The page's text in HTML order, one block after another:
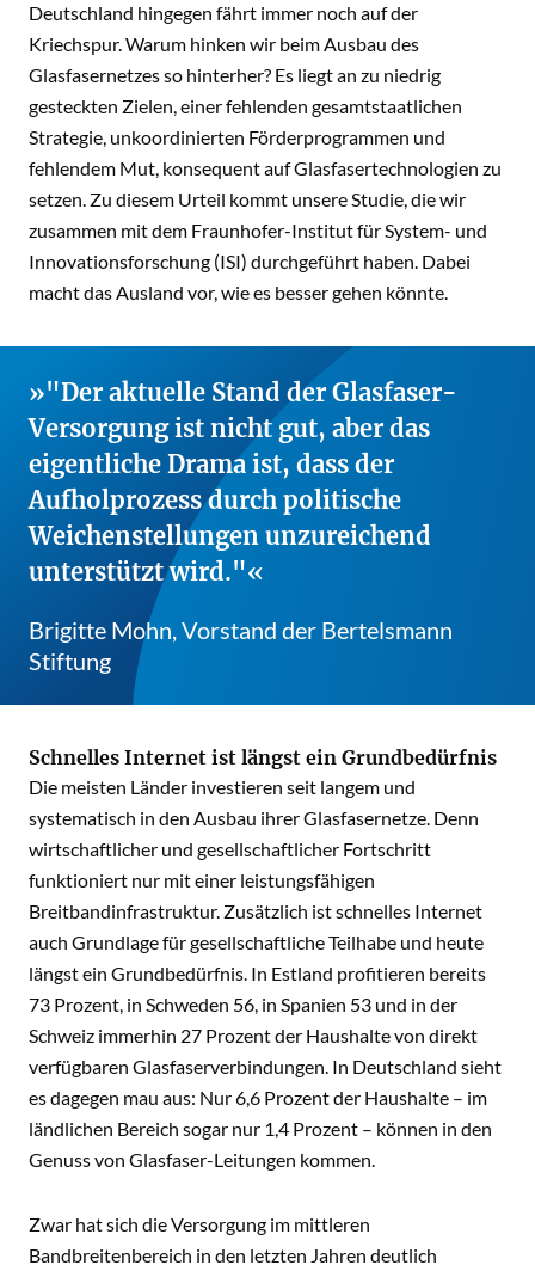
Deutschland hingegen fährt immer noch auf der
Kriechspur. Warum hinken wir beim Ausbau des
Glasfasernetzes so hinterher? Es liegt an zu niedrig
gesteckten Zielen, einer fehlenden gesamtstaatlichen
Strategie, unkoordinierten Förderprogrammen und
fehlendem Mut, konsequent auf Glasfasertechnologien zu
setzen. Zu diesem Urteil kommt unsere Studie, die wir
zusammen mit dem Fraunhofer-Institut für System- und
Innovationsforschung (ISI) durchgeführt haben. Dabei
macht das Ausland vor, wie es besser gehen könnte.
"Der aktuelle Stand der Glasfaser-
Versorgung ist nicht gut, aber das
eigentliche Drama ist, dass der
Aufholprozess durch politische
Weichenstellungen unzureichend
unterstützt wird."
Brigitte Mohn, Vorstand der Bertelsmann
Stiftung
Schnelles Internet ist längst ein Grundbedürfnis
Die meisten Länder investieren seit langem und
systematisch in den Ausbau ihrer Glasfasernetze. Denn
wirtschaftlicher und gesellschaftlicher Fortschritt
funktioniert nur mit einer leistungsfähigen
Breitbandinfrastruktur. Zusätzlich ist schnelles Internet
auch Grundlage für gesellschaftliche Teilhabe und heute
längst ein Grundbedürfnis. In Estland profitieren bereits
73 Prozent, in Schweden 56, in Spanien 53 und in der
Schweiz immerhin 27 Prozent der Haushalte von direkt
verfügbaren Glasfaserverbindungen. In Deutschland sieht
es dagegen mau aus: Nur 6,6 Prozent der Haushalte – im
ländlichen Bereich sogar nur 1,4 Prozent – können in den
Genuss von Glasfaser-Leitungen kommen.
Zwar hat sich die Versorgung im mittleren
Bandbreitenbereich in den letzten Jahren deutlich